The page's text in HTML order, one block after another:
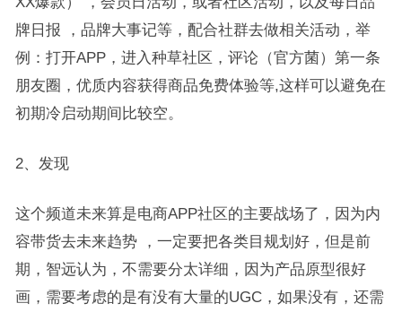
牌日报 ，品牌大事记等，配合社群去做相关活动，举
例：打开APP，进入种草社区，评论（官方菌）第一条
朋友圈，优质内容获得商品免费体验等,这样可以避免在
初期冷启动期间比较空。
2、发现
这个频道未来算是电商APP社区的主要战场了，因为内
容带货去未来趋势 ，一定要把各类目规划好，但是前
期，智远认为，不需要分太详细，因为产品原型很好
画，需要考虑的是有没有大量的UGC，如果没有，还需